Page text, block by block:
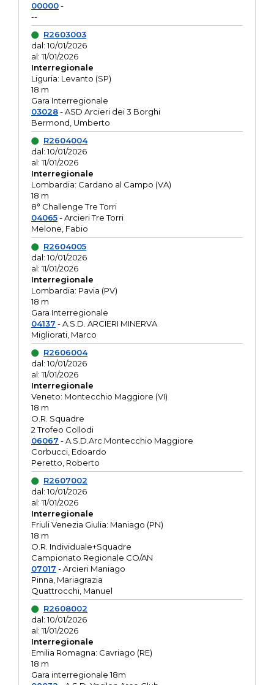
00000-
--
R2603003
dal: 10/01/2026
al: 11/01/2026
Interregionale
Liguria: Levanto (SP)
18 m
Gara Interregionale
03028- ASD Arcieri dei 3 Borghi
Bermond, Umberto
R2604004
dal: 10/01/2026
al: 11/01/2026
Interregionale
Lombardia: Cardano al Campo (VA)
18 m
8° Challenge Tre Torri
04065- Arcieri Tre Torri
Melone, Fabio
R2604005
dal: 10/01/2026
al: 11/01/2026
Interregionale
Lombardia: Pavia (PV)
18 m
Gara Interregionale
04137 - A.S.D. ARCIERI MINERVA
Migliorati, Marco
R2606004
dal: 10/01/2026
al: 11/01/2026
Interregionale
Veneto: Montecchio Maggiore (VI)
18 m
O.R. Squadre
2 Trofeo Collodi
06067 - A.S.D.Arc.Montecchio Maggiore
Corbucci, Edoardo
Peretto, Roberto
R2607002
dal: 10/01/2026
al: 11/01/2026
Interregionale
Friuli Venezia Giulia: Maniago (PN)
18 m
O.R. Individuale+Squadre
Campionato Regionale CO/AN
07017 - Arcieri Maniago
Pinna, Mariagrazia
Quattrocchi, Manuel
R2608002
dal: 10/01/2026
al: 11/01/2026
Interregionale
Emilia Romagna: Cavriago (RE)
18 m
Gara interregionale 18m